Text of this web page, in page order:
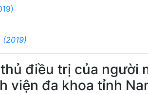
(2019)
điều trị của người
viện đa khoa tỉnh